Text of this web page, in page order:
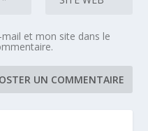
et mon site dans le